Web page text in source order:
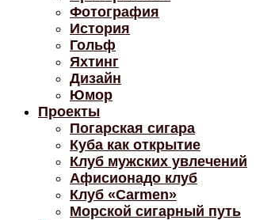
Фотография
История
Гольф
Яхтинг
Дизайн
Юмор
Проекты
Погарская сигара
Куба как открытие
Клуб мужских увлечений
Афисионадо клуб
Клуб «Carmen»
Морской сигарный путь